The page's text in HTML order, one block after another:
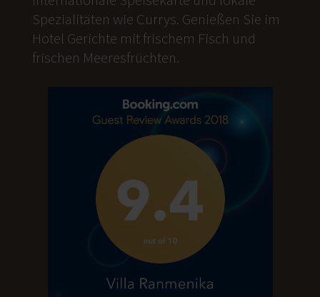
Spezialitäten wie Currys. Genießen Sie im
Hotel Gerichte mit frischem Fisch und
frischen Meeresfrüchten.